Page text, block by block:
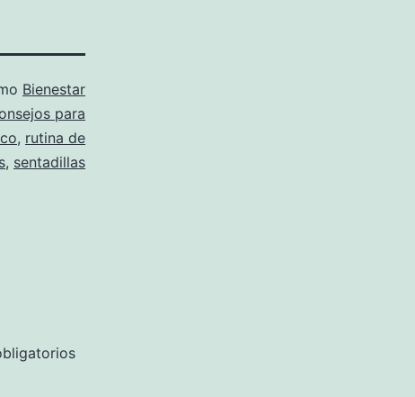
Bienestar
para
, rutina de
, sentadillas